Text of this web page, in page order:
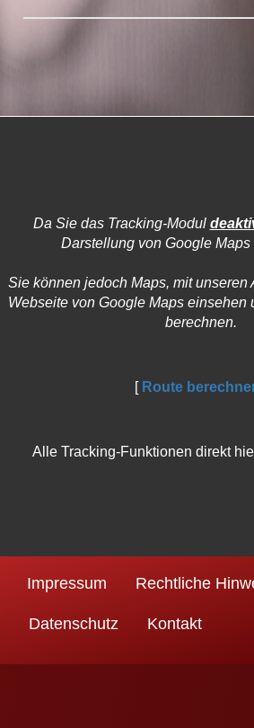
Da Sie das Tracking-Modul
Darstellung von Google
Sie können jedoch Maps, mit unseren
Webseite von Google Maps einsehen
berechnen.
[ Route
Alle Tracking-Funktionen direkt
Impressum Rechtliche
Datenschutz Kontakt